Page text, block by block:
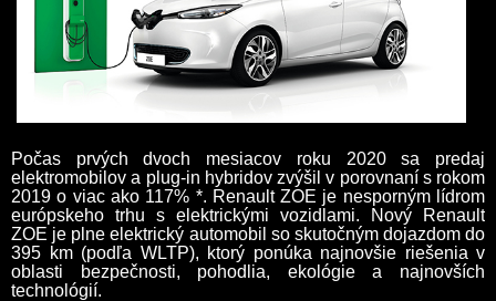
Počas prvých dvoch mesiacov roku 2020 sa predaj
elektromobilov a plug-in hybridov zvýšil v porovnaní s rokom
2019 o viac ako 117% *. Renault ZOE je nesporným lídrom
európskeho trhu s elektrickými vozidlami. Nový Renault
ZOE je plne elektrický automobil so skutočným dojazdom do
395 km (podľa WLTP), ktorý ponúka najnovšie riešenia v
oblasti bezpečnosti, pohodlia, ekológie a najnovších
technológií.